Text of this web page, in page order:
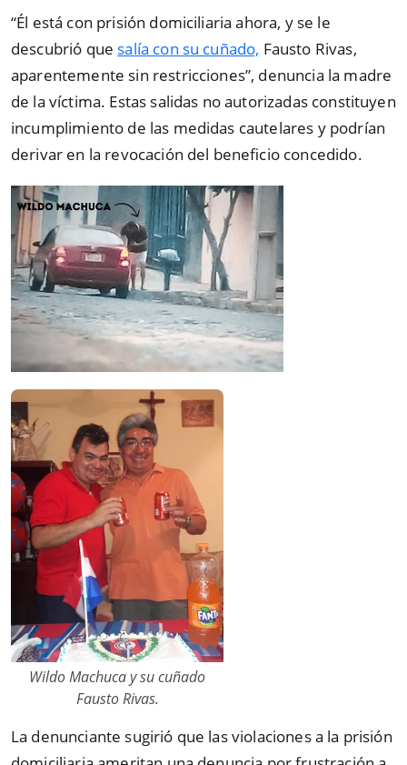
“Él está con prisión domiciliaria ahora, y se le
descubrió que salía con su cuñado, Fausto Rivas,
aparentemente sin restricciones”, denuncia la madre
de la víctima. Estas salidas no autorizadas constituyen
incumplimiento de las medidas cautelares y podrían
derivar en la revocación del beneficio concedido.
Wildo Machuca y su cuñado
Fausto Rivas.
La denunciante sugirió que las violaciones a la prisión